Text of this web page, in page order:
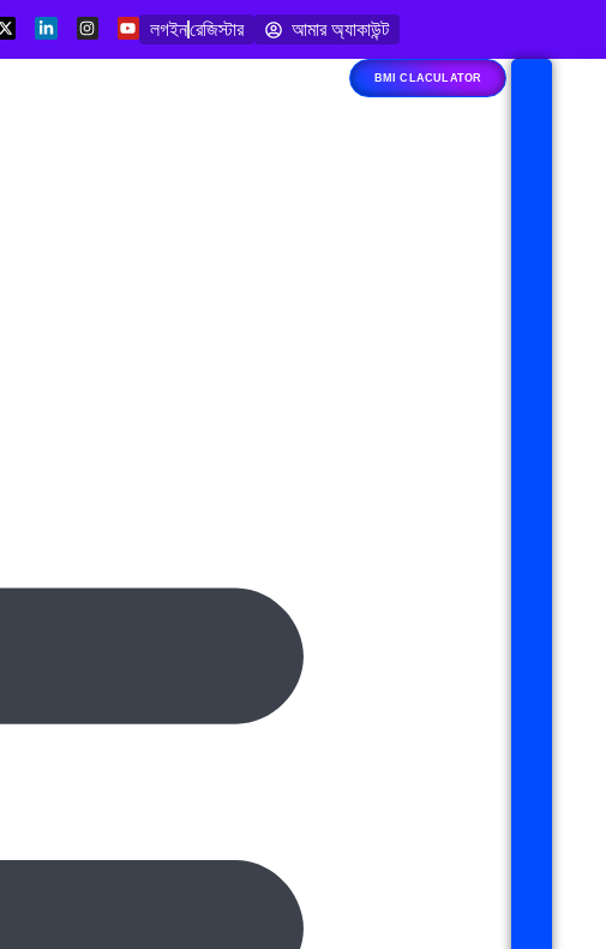
লগইনরেজিস্টার আমার অ্যাকাউন্ট
BMI CLACULATOR